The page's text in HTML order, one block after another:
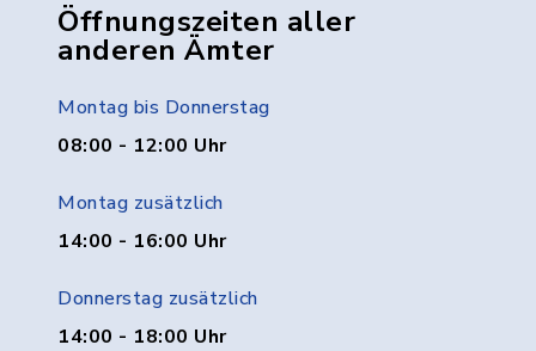
Öffnungszeiten aller
anderen Ämter
Montag bis Donnerstag
08:00 - 12:00 Uhr
Montag zusätzlich
14:00 - 16:00 Uhr
Donnerstag zusätzlich
14:00 - 18:00 Uhr